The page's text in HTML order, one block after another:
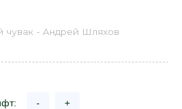
чувак - Андрей Шляхов
- +